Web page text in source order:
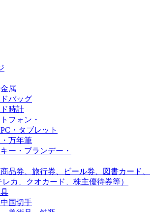
属
バッグ
時計
フォン・
・タブレット
万年筆
ー・ブランデー・
品券、旅行券、ビール券、図書カード、
、クオカード、株主優待券等）
国切手